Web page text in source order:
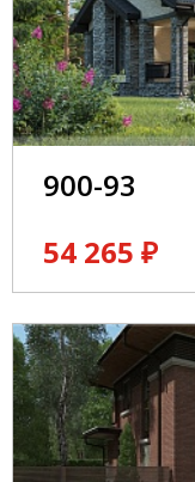
900-93
54 265 ₽